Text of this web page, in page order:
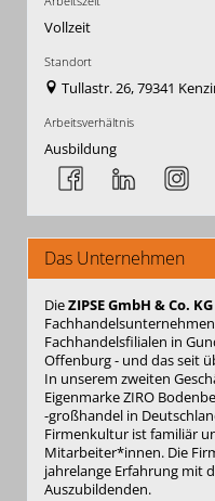
Vollzeit
Standort
Tullastr. 26, 79341
Arbeitsverhältnis
Ausbildung
Das Unternehmen
DieZIPSE GmbH & Co. KG
Fachhandelsfilialen in
Offenburg - und das seit
In unserem zweiten
Eigenmarke ZIRO
-großhandel in
Firmenkultur ist familiär
Mitarbeiter*innen. Die
jahrelange Erfahrung mit
Auszubildenden.